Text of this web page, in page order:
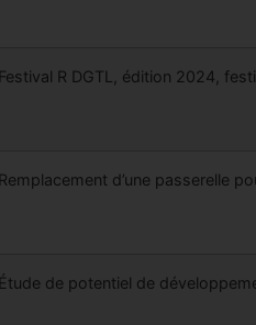
Festival R DGTL, édition 2024,
Remplacement d’une passerelle
Étude de potentiel de